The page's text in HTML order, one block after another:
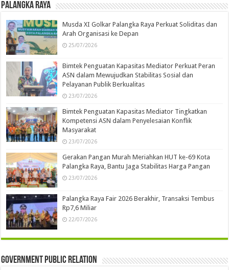
Palangka Raya
Musda XI Golkar Palangka Raya Perkuat Soliditas dan
Arah Organisasi ke Depan
25/07/2026
Bimtek Penguatan Kapasitas Mediator Perkuat Peran
ASN dalam Mewujudkan Stabilitas Sosial dan
Pelayanan Publik Berkualitas
23/07/2026
Bimtek Penguatan Kapasitas Mediator Tingkatkan
Kompetensi ASN dalam Penyelesaian Konflik
Masyarakat
23/07/2026
Gerakan Pangan Murah Meriahkan HUT ke-69 Kota
Palangka Raya, Bantu Jaga Stabilitas Harga Pangan
23/07/2026
Palangka Raya Fair 2026 Berakhir, Transaksi Tembus
Rp7,6 Miliar
22/07/2026
Government Public Relation